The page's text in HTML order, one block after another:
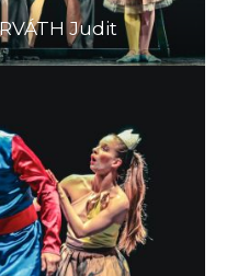
Judit